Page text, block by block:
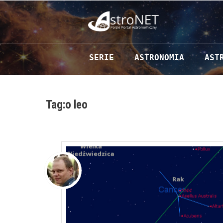
Przejdź do zawartości
SERIE ASTRONOMIA
Tag:o leo